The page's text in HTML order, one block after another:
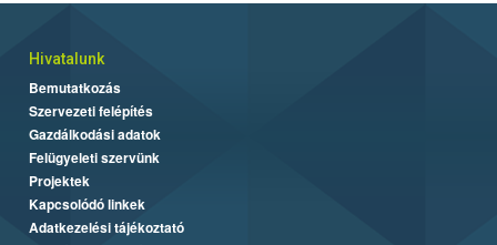
Hivatalunk
Bemutatkozás
Szervezeti felépítés
Gazdálkodási adatok
Felügyeleti szervünk
Projektek
Kapcsolódó linkek
Adatkezelési tájékoztató